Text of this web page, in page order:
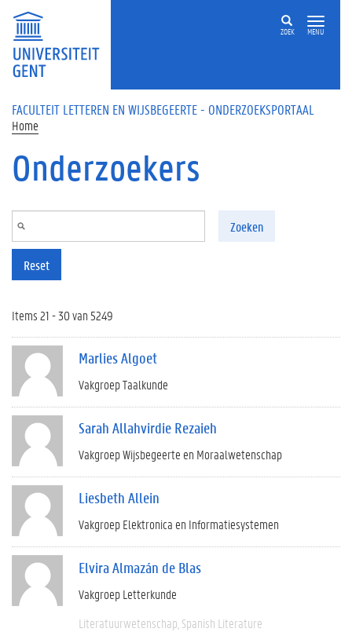
Overslaan en naar de inhoud gaan
ZOEK MENU
FACULTEIT LETTEREN EN WIJSBEGEERTE - ONDERZOEKSPORTAAL
Home
Onderzoekers
Zoeken
Reset
Items 21 - 30 van 5249
Marlies Algoet
Vakgroep Taalkunde
Sarah Allahvirdie Rezaieh
Vakgroep Wijsbegeerte en Moraalwetenschap
Liesbeth Allein
Vakgroep Elektronica en Informatiesystemen
Elvira Almazán de Blas
Vakgroep Letterkunde
Literatuurwetenschap Spanish Literature